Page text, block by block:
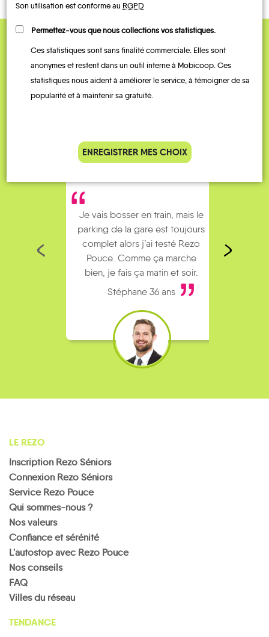
QUELQUES
Témoignages
Je vais bosser en train, mais le
parking de la gare est toujours
complet alors j’ai testé Rezo
Pouce. Comme ça marche
bien, je fais ça matin et soir.
Stéphane 36 ans
LE REZO
Inscription Rezo Séniors
Connexion Rezo Séniors
Service Rezo Pouce
Qui sommes-nous ?
Nos valeurs
Confiance et sérénité
L'autostop avec Rezo Pouce
Nos conseils
FAQ
Villes du réseau
TENDANCE
Son utilisation est conforme au RGPD
Permettez-vous que nous collections vos statistiques.
Ces statistiques sont sans finalité commerciale. Elles sont
anonymes et restent dans un outil interne à Mobicoop. Ces
statistiques nous aident à améliorer le service, à témoigner de sa
popularité et à maintenir sa gratuité.
ENREGISTRER MES CHOIX